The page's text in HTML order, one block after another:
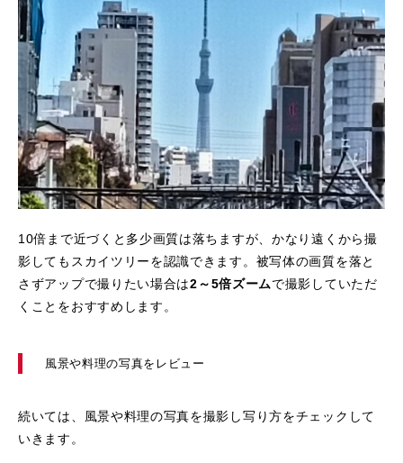
10倍まで近づくと多少画質は落ちますが、かなり遠くから撮
影してもスカイツリーを認識できます。被写体の画質を落と
さずアップで撮りたい場合は2～5倍ズームで撮影していただ
くことをおすすめします。
風景や料理の写真をレビュー
続いては、風景や料理の写真を撮影し写り方をチェックして
いきます。